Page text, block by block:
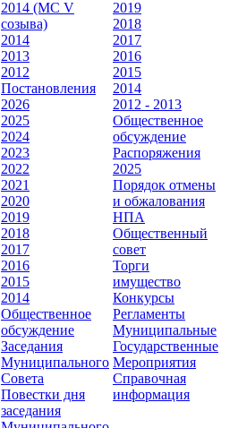
2014 (МС V
созыва)
2014
2013
2012
Постановления
2026
2025
2024
2023
2022
2021
2020
2019
2018
2017
2016
2015
2014
Общественное
обсуждение
Заседания
Муниципального
Совета
Повестки дня
заседания
2019
2018
2017
2016
2015
2014
2012 - 2013
Общественное
обсуждение
Распоряжения
2025
Порядок отмены
и обжалования
НПА
Общественный
совет
Торги
имущество
Конкурсы
Регламенты
Муниципальные
Государственные
Мероприятия
Справочная
информация